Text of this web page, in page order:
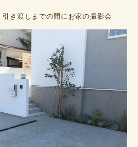
引き渡しまでの間にお家の撮影会